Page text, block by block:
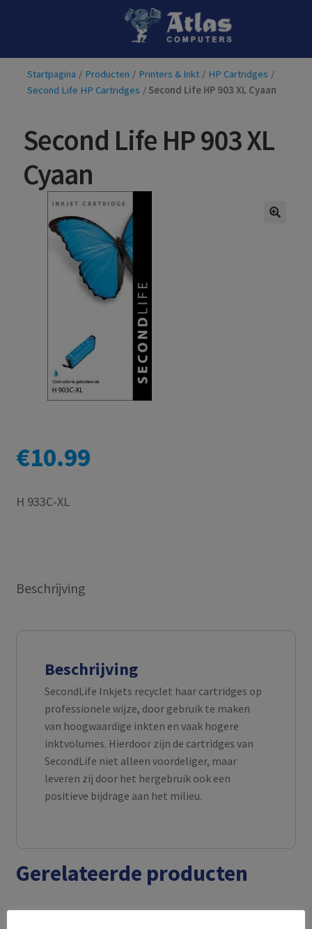
Ga
naar
navigatie
Ga
de
inhoud
Startpagina / Producten / Printers & Inkt / HP Cartridges /
Second Life HP Cartridges / Second Life HP 903 XL Cyaan
Second Life HP 903 XL
Cyaan
€10.99
H 933C-XL
Beschrijving
Beschrijving
SecondLife Inkjets recyclet haar cartridges op
professionele wijze, door gebruik te maken
van hoogwaardige inkten en vaak hogere
inktvolumes. Hierdoor zijn de cartridges van
SecondLife niet alleen voordeliger, maar
leveren zij door het hergebruik ook een
positieve bijdrage aan het milieu.
Gerelateerde producten